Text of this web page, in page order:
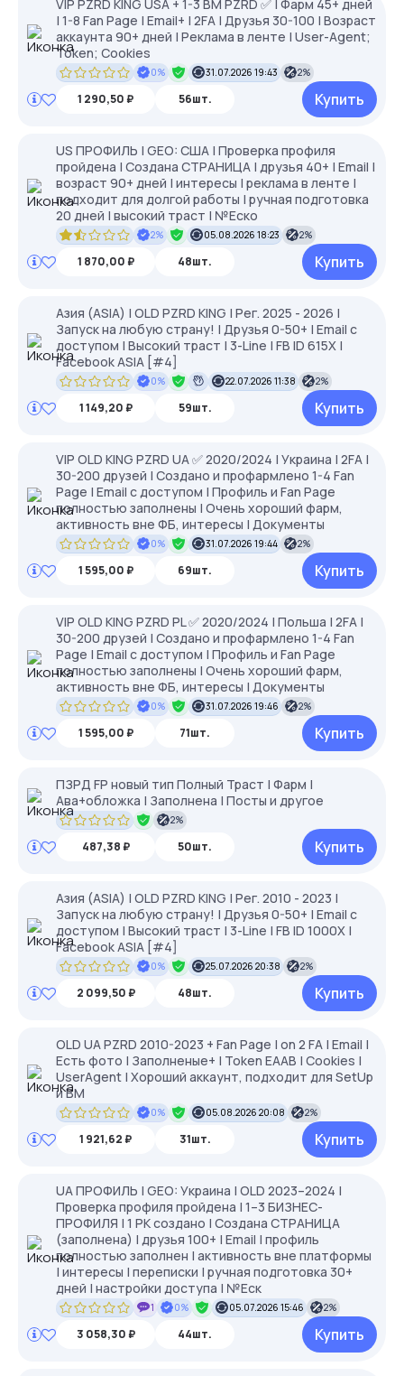
VIP PZRD KING USA + 1-3 BM PZRD ✅ | Фарм 45+ дней
| 1-8 Fan Page | Email+ | 2FA | Друзья 30-100 | Возраст
аккаунта 90+ дней | Реклама в ленте | User-Agent;
Token; Cookies
0% 31.07.2026 19:43 2%
1 290,50 ₽ 56шт. Купить
US ПРОФИЛЬ | GEO: США | Проверка профиля
пройдена | Создана СТРАНИЦА | друзья 40+ | Email |
возраст 90+ дней | интересы | реклама в ленте |
подходит для долгой работы | ручная подготовка
20 дней | высокий траст | №Еско
2% 05.08.2026 18:23 2%
1 870,00 ₽ 48шт. Купить
Азия (ASIA) | OLD PZRD KING | Рег. 2025 - 2026 |
Запуск на любую страну! | Друзья 0-50+ | Email с
доступом | Высокий траст | 3-Line | FB ID 615X |
Facebook ASIA [#4]
0% 22.07.2026 11:38 2%
1 149,20 ₽ 59шт. Купить
VIP OLD KING PZRD UA ✅ 2020/2024 | Украина | 2FA |
30-200 друзей | Создано и профармлено 1-4 Fan
Page | Email с доступом | Профиль и Fan Page
полностью заполнены | Очень хороший фарм,
активность вне ФБ, интересы | Документы
0% 31.07.2026 19:44 2%
1 595,00 ₽ 69шт. Купить
VIP OLD KING PZRD PL ✅ 2020/2024 | Польша | 2FA |
30-200 друзей | Создано и профармлено 1-4 Fan
Page | Email с доступом | Профиль и Fan Page
полностью заполнены | Очень хороший фарм,
активность вне ФБ, интересы | Документы
0% 31.07.2026 19:46 2%
1 595,00 ₽ 71шт. Купить
ПЗРД FP новый тип Полный Траст | Фарм |
Ава+обложка | Заполнена | Посты и другое
2%
487,38 ₽ 50шт. Купить
Азия (ASIA) | OLD PZRD KING | Рег. 2010 - 2023 |
Запуск на любую страну! | Друзья 0-50+ | Email с
доступом | Высокий траст | 3-Line | FB ID 1000X |
Facebook ASIA [#4]
0% 25.07.2026 20:38 2%
2 099,50 ₽ 48шт. Купить
OLD UA PZRD 2010-2023 + Fan Page | on 2 FA | Email |
Есть фото | Заполненые+ | Token EAAB | Cookies |
UserAgent | Хороший аккаунт, подходит для SetUp
и BM
0% 05.08.2026 20:08 2%
1 921,62 ₽ 31шт. Купить
UA ПРОФИЛЬ | GEO: Украина | OLD 2023–2024 |
Проверка профиля пройдена | 1–3 БИЗНЕС-
ПРОФИЛЯ | 1 РК создано | Создана СТРАНИЦА
(заполнена) | друзья 100+ | Email | профиль
полностью заполнен | активность вне платформы
| интересы | переписки | ручная подготовка 30+
дней | настройки доступа | №Еск
1 0% 05.07.2026 15:46 2%
3 058,30 ₽ 44шт. Купить